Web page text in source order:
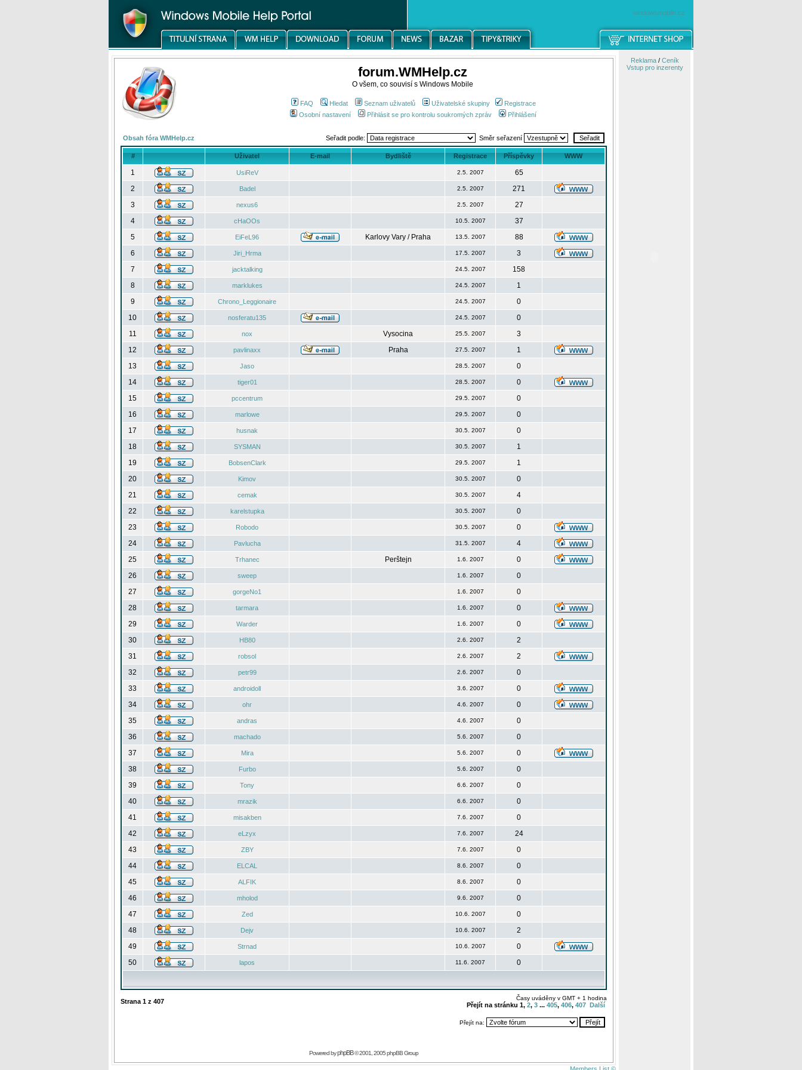
windowsmobile.cz
forum.WMHelp.cz
O všem, co souvisí s Windows Mobile
FAQ Hledat Seznam uživatelů Uživatelské skupiny
Registrace
Osobní nastavení
Přihlásit se pro kontrolu soukromých zpráv Přihlášení
Obsah fóra WMHelp.cz Seřadit podle: Směr seřazení
# Uživatel E-mail Bydliště Registrace Příspěvky WWW
1 UsiReV 2.5. 2007
65
2
Badel 2.5. 2007
271
3
nexus6 2.5. 2007
27
4
cHaOOs 10.5. 2007
37
5
EiFeL96 Karlovy Vary / Praha 13.5. 2007
88
6
Jiri_Hrma 17.5. 2007
3
7
jacktalking 24.5. 2007
158
8
marklukes 24.5. 2007
1
9
Chrono_Leggionaire 24.5. 2007
0
10
nosferatu135 24.5. 2007
0
11
nox Vysocina 25.5. 2007
3
12
pavlinaxx Praha 27.5. 2007
1
13
Jaso 28.5. 2007
0
14
tiger01 28.5. 2007
0
15
pccentrum 29.5. 2007
0
16
marlowe 29.5. 2007
0
17
husnak 30.5. 2007
0
18
SYSMAN 30.5. 2007
1
19
BobsenClark 29.5. 2007
1
20
Kimov 30.5. 2007
0
21
cemak 30.5. 2007
4
22
karelstupka 30.5. 2007
0
23
Robodo 30.5. 2007
0
24
Pavlucha 31.5. 2007
4
25
Trhanec Perštejn 1.6. 2007
0
26
sweep 1.6. 2007
0
27
gorgeNo1 1.6. 2007
0
28
tarmara 1.6. 2007
0
29
Warder 1.6. 2007
0
30
HB80 2.6. 2007
2
31
robsol 2.6. 2007
2
32
petr99 2.6. 2007
0
33
androidoll 3.6. 2007
0
34
ohr 4.6. 2007
0
35
andras 4.6. 2007
0
36
machado 5.6. 2007
0
37
Mira 5.6. 2007
0
38
Furbo 5.6. 2007
0
39
Tony 6.6. 2007
0
40
mrazik 6.6. 2007
0
41
misakben 7.6. 2007
0
42
eLzyx 7.6. 2007
24
43
ZBY 7.6. 2007
0
44
ELCAL 8.6. 2007
0
45
ALFIK 8.6. 2007
0
46
mholod 9.6. 2007
0
47
Zed 10.6. 2007
0
48
Dejv 10.6. 2007
2
49
Strnad 10.6. 2007
0
50
lapos 11.6. 2007 0
Strana 1 z 407 Časy uváděny v GMT + 1 hodina
Přejít na stránku 1, 2, 3 ... 405, 406, 407 Další
Přejít na:
Powered byphpBB© 2001, 2005 phpBB Group
Reklama/ Ceník
Vstup pro inzerenty